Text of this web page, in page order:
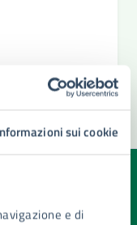
sui cookie
e di
su questa